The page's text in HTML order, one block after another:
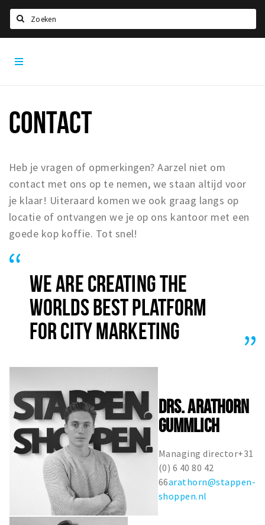
Home
Party pics
Eten
Drinken
Slapen
Recreatief
Winkels
Winkelgebieden
Parkeren
Bezienswaardigheden
Uitjes & activiteiten
Toeristische routes
Natuurgebieden
Baroniepoorten
Sport
Andere City Apps
Inloggen
CONTACT
Heb je vragen of opmerkingen? Aarzel niet om
contact met ons op te nemen, we staan altijd voor
je klaar! Uiteraard komen we ook graag langs op
locatie of ontvangen we je op ons kantoor met een
goede kop koffie. Tot snel!
WE ARE CREATING THE
WORLDS BEST PLATFORM
FOR CITY MARKETING
DRS. ARATHORN
GUMMLICH
Managing director+31
(0) 6 40 80 42
66arathorn@stappen-
shoppen.nl